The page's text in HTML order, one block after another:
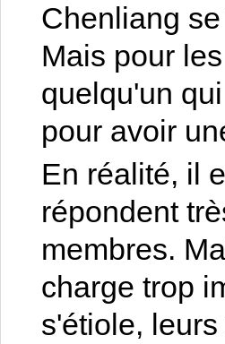
Chenliang
Mais pour
quelqu'un
pour avoir
En réalité, il
répondent
membres.
charge trop
s'étiole,